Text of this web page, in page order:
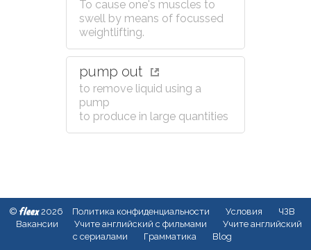
To cause one's muscles to
swell by means of focussed
weightlifting.
pump out
to remove liquid using a
pump
to produce in large quantities
© fleex2026 Политика конфиденциальности Условия
ЧЗВ
Вакансии
Учите английский с фильмами
Учите английский
с сериалами
Грамматика Blog